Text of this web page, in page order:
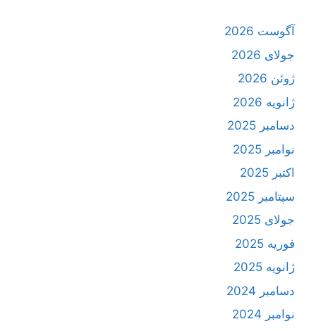
آگوست 2026
جولای 2026
ژوئن 2026
ژانویه 2026
دسامبر 2025
نوامبر 2025
اکتبر 2025
سپتامبر 2025
جولای 2025
فوریه 2025
ژانویه 2025
دسامبر 2024
نوامبر 2024